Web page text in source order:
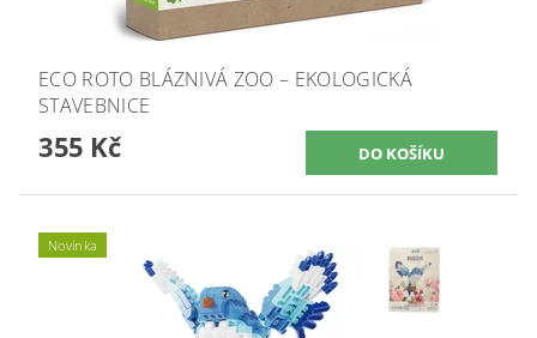
ECO ROTO BLÁZNIVÁ ZOO – EKOLOGICKÁ
STAVEBNICE
355 Kč
Novinka